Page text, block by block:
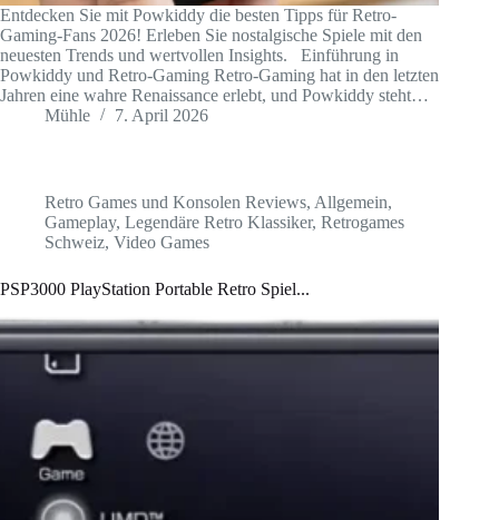
Entdecken Sie mit Powkiddy die besten Tipps für Retro-
Gaming-Fans 2026! Erleben Sie nostalgische Spiele mit den
neuesten Trends und wertvollen Insights. Einführung in
Powkiddy und Retro-Gaming Retro-Gaming hat in den letzten
Jahren eine wahre Renaissance erlebt, und Powkiddy steht…
Mühle
7. April 2026
Retro Games und Konsolen Reviews, Allgemein,
Gameplay, Legendäre Retro Klassiker, Retrogames
Schweiz, Video Games
PSP3000 PlayStation Portable Retro Spiel...